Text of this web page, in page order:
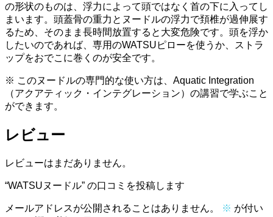
の形状のものは、浮力によって頭ではなく首の下に入ってし
まいます。頭蓋骨の重力とヌードルの浮力で頚椎が過伸展す
るため、そのまま長時間放置すると大変危険です。頭を浮か
したいのであれば、専用のWATSUピローを使うか、ストラ
ップをおでこに巻くのが安全です。
※ このヌードルの専門的な使い方は、Aquatic Integration
（アクアティック・インテグレーション）の講習で学ぶこと
ができます。
レビュー
レビューはまだありません。
“WATSUヌードル” の口コミを投稿します
メールアドレスが公開されることはありません。 ※ が付い